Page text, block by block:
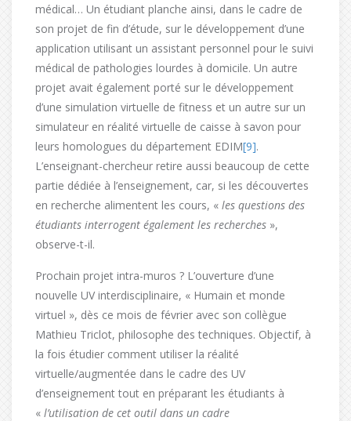
médical… Un étudiant planche ainsi, dans le cadre de
son projet de fin d’étude, sur le développement d’une
application utilisant un assistant personnel pour le suivi
médical de pathologies lourdes à domicile. Un autre
projet avait également porté sur le développement
d’une simulation virtuelle de fitness et un autre sur un
simulateur en réalité virtuelle de caisse à savon pour
leurs homologues du département EDIM[9].
L’enseignant-chercheur retire aussi beaucoup de cette
partie dédiée à l’enseignement, car, si les découvertes
en recherche alimentent les cours, « les questions des
étudiants interrogent également les recherches »,
observe-t-il.
Prochain projet intra-muros ? L’ouverture d’une
nouvelle UV interdisciplinaire, « Humain et monde
virtuel », dès ce mois de février avec son collègue
Mathieu Triclot, philosophe des techniques. Objectif, à
la fois étudier comment utiliser la réalité
virtuelle/augmentée dans le cadre des UV
d’enseignement tout en préparant les étudiants à
« l’utilisation de cet outil dans un cadre